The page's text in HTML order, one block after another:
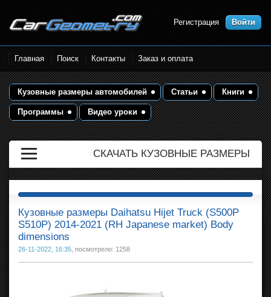
Размеры кузова автомобилей.
Контрольные точки и кузовные
размеры. Геометрия кузова
Регистрация Войти
Главная Поиск Контакты Заказ и оплата
Кузовные размеры автомобилей Статьи Книги
Программы Видео уроки
СКАЧАТЬ КУЗОВНЫЕ РАЗМЕРЫ
Кузовные размеры Daihatsu Hijet Truck (S500P
S510P) 2014-2021 (RH Japanese market) Body
dimensions
26-11-2022, 16:35 , посмотрело: 1258